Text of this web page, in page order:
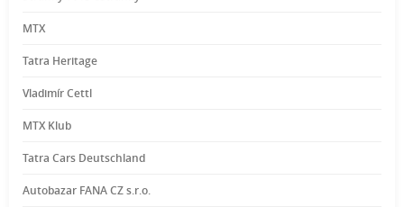
MTX
Tatra Heritage
Vladimír Cettl
MTX Klub
Tatra Cars Deutschland
Autobazar FANA CZ s.r.o.